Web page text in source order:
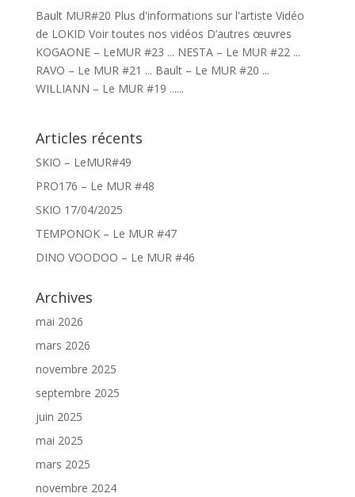
Bault MUR#20 Plus d'informations sur l'artiste Vidéo
de LOKID Voir toutes nos vidéos D’autres œuvres
KOGAONE – LeMUR #23 ... NESTA – Le MUR #22 ...
RAVO – Le MUR #21 ... Bault – Le MUR #20 ...
WILLIANN – Le MUR #19 ......
Articles récents
SKIO – LeMUR#49
PRO176 – Le MUR #48
SKIO 17/04/2025
TEMPONOK – Le MUR #47
DINO VOODOO – Le MUR #46
Archives
mai 2026
mars 2026
novembre 2025
septembre 2025
juin 2025
mai 2025
mars 2025
novembre 2024